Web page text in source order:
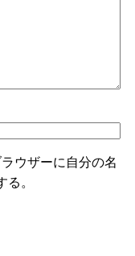
ウザーに自分の名
。